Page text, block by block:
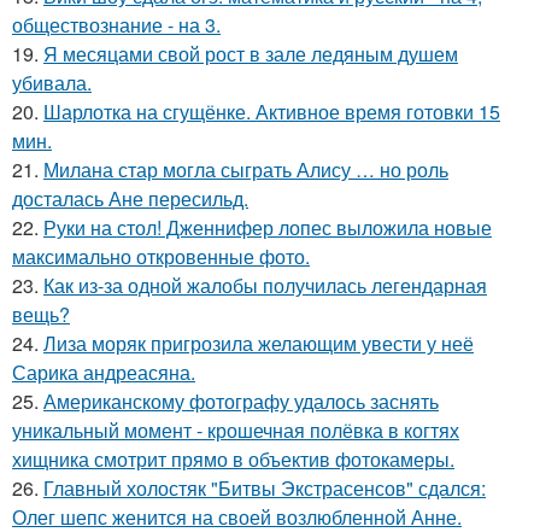
обществознание - на 3.
19. Я месяцами свой рост в зале ледяным душем
убивала.
20. Шарлотка на сгущёнке. Активное время готовки 15
мин.
21. Милана стар могла сыграть Алису … но роль
досталась Ане пересильд.
22. Руки на стол! Дженнифер лопес выложила новые
максимально откровенные фото.
23. Как из-за одной жалобы получилась легендарная
вещь?
24. Лиза моряк пригрозила желающим увести у неё
Сарика андреасяна.
25. Американскому фотографу удалось заснять
уникальный момент - крошечная полёвка в когтях
хищника смотрит прямо в объектив фотокамеры.
26. Главный холостяк "Битвы Экстрасенсов" сдался:
Олег шепс женится на своей возлюбленной Анне.